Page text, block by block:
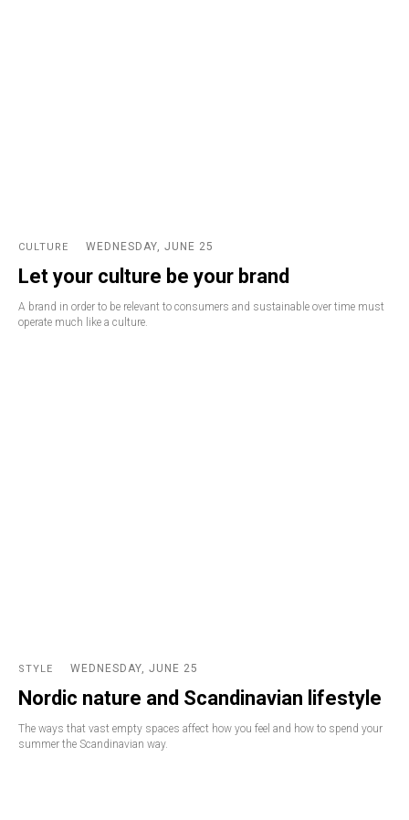
CULTURE WEDNESDAY, JUNE 25
Let your culture be your brand
A brand in order to be relevant to consumers and sustainable over time must
operate much like a culture.
STYLE WEDNESDAY, JUNE 25
Nordic nature and Scandinavian lifestyle
The ways that vast empty spaces affect how you feel and how to spend your
summer the Scandinavian way.